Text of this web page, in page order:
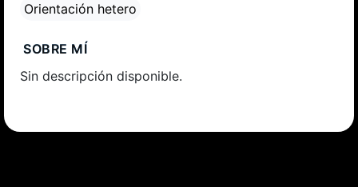
Orientación hetero
SOBRE MÍ
Sin descripción disponible.